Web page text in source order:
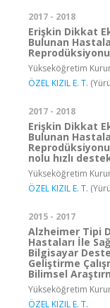
2017 - 2018
Erişkin Dikkat
Bulunan
Yükseköğretim
ÖZEL KIZIL E. T.
2017 - 2018
Erişkin Dikkat
Bulunan
nolu hızlı
Yükseköğretim
ÖZEL KIZIL E. T.
2015 - 2017
Alzheimer Tipi
Hastaları İle
Bilgisayar
Geliştirme
Bilimsel
Yükseköğretim
ÖZEL KIZIL E. T.